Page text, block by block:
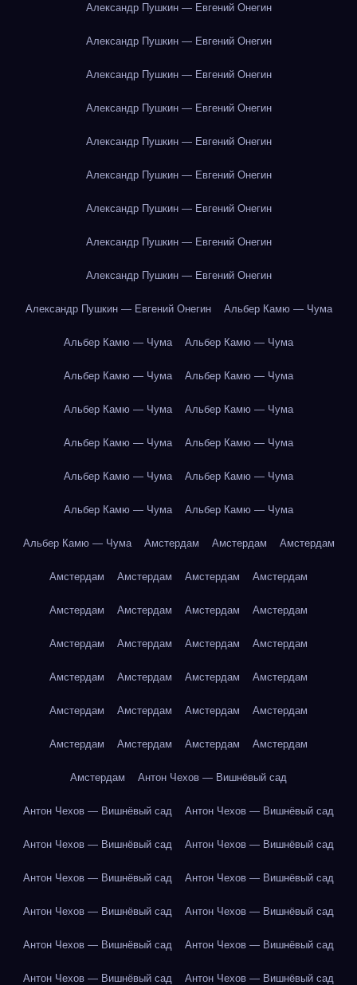
Александр Пушкин — Евгений Онегин
Александр Пушкин — Евгений Онегин
Александр Пушкин — Евгений Онегин
Александр Пушкин — Евгений Онегин
Александр Пушкин — Евгений Онегин
Александр Пушкин — Евгений Онегин
Александр Пушкин — Евгений Онегин
Александр Пушкин — Евгений Онегин
Александр Пушкин — Евгений Онегин
Александр Пушкин — Евгений Онегин Альбер Камю — Чума
Альбер Камю — Чума Альбер Камю — Чума
Альбер Камю — Чума Альбер Камю — Чума
Альбер Камю — Чума Альбер Камю — Чума
Альбер Камю — Чума Альбер Камю — Чума
Альбер Камю — Чума Альбер Камю — Чума
Альбер Камю — Чума Альбер Камю — Чума
Альбер Камю — Чума Амстердам Амстердам Амстердам
Амстердам Амстердам Амстердам Амстердам
Амстердам Амстердам Амстердам Амстердам
Амстердам Амстердам Амстердам Амстердам
Амстердам Амстердам Амстердам Амстердам
Амстердам Амстердам Амстердам Амстердам
Амстердам Амстердам Амстердам Амстердам
Амстердам Антон Чехов — Вишнёвый сад
Антон Чехов — Вишнёвый сад Антон Чехов — Вишнёвый сад
Антон Чехов — Вишнёвый сад Антон Чехов — Вишнёвый сад
Антон Чехов — Вишнёвый сад Антон Чехов — Вишнёвый сад
Антон Чехов — Вишнёвый сад Антон Чехов — Вишнёвый сад
Антон Чехов — Вишнёвый сад Антон Чехов — Вишнёвый сад
Антон Чехов — Вишнёвый сад Антон Чехов — Вишнёвый сад